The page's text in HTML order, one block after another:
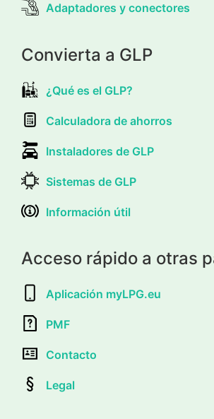
Adaptadores y conectores
Convierta a GLP
¿Qué es el GLP?
Calculadora de ahorros
Instaladores de GLP
Sistemas de GLP
Información útil
Acceso rápido a otras
Aplicación myLPG.eu
PMF
Contacto
Legal